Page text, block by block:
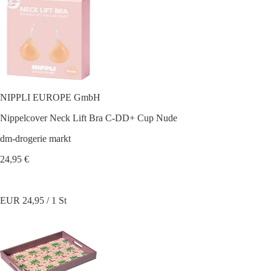
NIPPLI EUROPE GmbH
Nippelcover Neck Lift Bra C-DD+ Cup Nude
dm-drogerie markt
24,95 €
EUR 24,95 / 1 St